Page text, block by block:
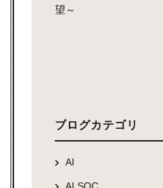
望～
ブログカテゴリ
AI
AI SOC